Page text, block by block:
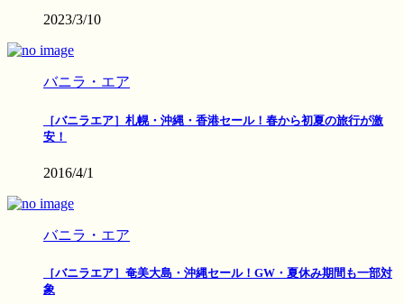
2023/3/10
バニラ・エア
［バニラエア］札幌・沖縄・香港セール！春から初夏の旅行が激
安！
2016/4/1
バニラ・エア
［バニラエア］奄美大島・沖縄セール！GW・夏休み期間も一部対
象